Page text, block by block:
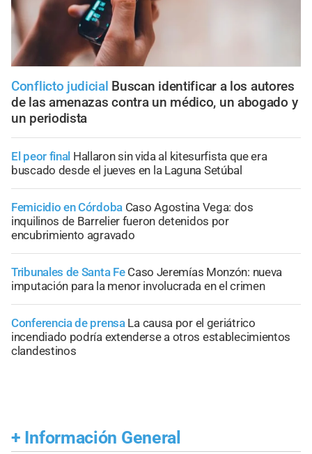
Conflicto judicial Buscan identificar a los autores
de las amenazas contra un médico, un abogado y
un periodista
El peor final Hallaron sin vida al kitesurfista que era
buscado desde el jueves en la Laguna Setúbal
Femicidio en Córdoba Caso Agostina Vega: dos
inquilinos de Barrelier fueron detenidos por
encubrimiento agravado
Tribunales de Santa Fe Caso Jeremías Monzón: nueva
imputación para la menor involucrada en el crimen
Conferencia de prensa La causa por el geriátrico
incendiado podría extenderse a otros establecimientos
clandestinos
+ Información General